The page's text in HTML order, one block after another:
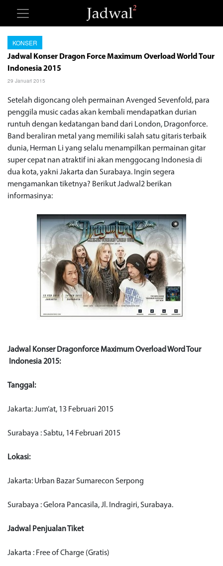
KONSER
Jadwal Konser Dragon Force Maximum Overload World Tour
Indonesia 2015
29 Januari 2015
Setelah digoncang oleh permainan Avenged Sevenfold, para
penggila music cadas akan kembali mendapatkan durian
runtuh dengan kedatangan band dari London, Dragonforce.
Band beraliran metal yang memiliki salah satu gitaris terbaik
dunia, Herman Li yang selalu menampilkan permainan gitar
super cepat nan atraktif ini akan menggocang Indonesia di
dua kota, yakni Jakarta dan Surabaya. Ingin segera
mengamankan tiketnya? Berikut Jadwal2 berikan
informasinya:
Jadwal Konser Dragonforce Maximum Overload Word Tour
Indonesia 2015:
Tanggal:
Jakarta: Jum’at, 13 Februari 2015
Surabaya : Sabtu, 14 Februari 2015
Lokasi:
Jakarta: Urban Bazar Sumarecon Serpong
Surabaya : Gelora Pancasila, Jl. Indragiri, Surabaya.
Jadwal Penjualan Tiket
Jakarta : Free of Charge (Gratis)